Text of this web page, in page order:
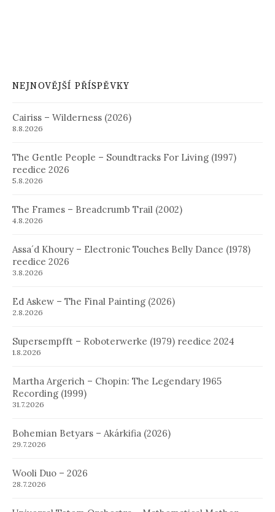
NEJNOVĚJŠÍ PŘÍSPĚVKY
Cairiss – Wilderness (2026)
8.8.2026
The Gentle People – Soundtracks For Living (1997)
reedice 2026
5.8.2026
The Frames – Breadcrumb Trail (2002)
4.8.2026
Assa´d Khoury – Electronic Touches Belly Dance (1978)
reedice 2026
3.8.2026
Ed Askew – The Final Painting (2026)
2.8.2026
Supersempfft – Roboterwerke (1979) reedice 2024
1.8.2026
Martha Argerich – Chopin: The Legendary 1965
Recording (1999)
31.7.2026
Bohemian Betyars – Akárkifia (2026)
29.7.2026
Wooli Duo – 2026
28.7.2026